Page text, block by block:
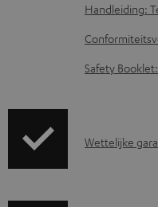
u
m
e
e
Handleiding:
Safety
G
Wettelijke